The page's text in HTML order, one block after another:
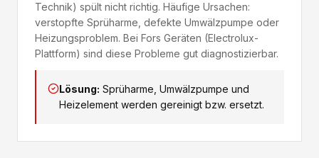
Technik) spült nicht richtig. Häufige Ursachen:
verstopfte Sprüharme, defekte Umwälzpumpe oder
Heizungsproblem. Bei Fors Geräten (Electrolux-
Plattform) sind diese Probleme gut diagnostizierbar.
Lösung: Sprüharme, Umwälzpumpe und
Heizelement werden gereinigt bzw. ersetzt.